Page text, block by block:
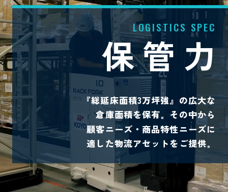
保管力
『総延床面積3万坪強』の広大な
倉庫面積を保有。 その中から
顧客ニーズ・商品特性ニーズに
適した物流アセットをご提供。